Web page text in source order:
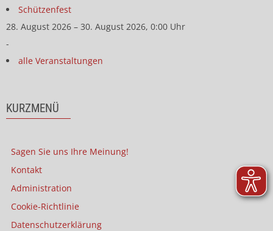
Schützenfest
28. August 2026 – 30. August 2026, 0:00 Uhr
-
alle Veranstaltungen
KURZMENÜ
Sagen Sie uns Ihre Meinung!
Kontakt
Administration
Cookie-Richtlinie
Datenschutzerklärung